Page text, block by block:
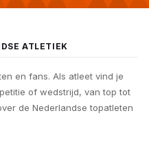
ATLETIEK
en fans. Als atleet vind je
of wedstrijd, van top tot
de Nederlandse topatleten